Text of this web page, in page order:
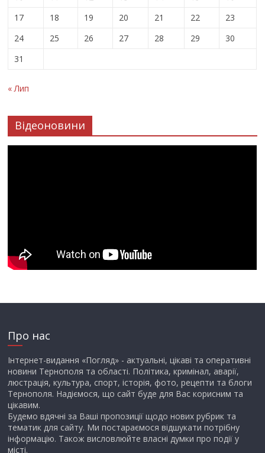
17
18 19 20 21 22
23
24
25 26 27 28 29
30
31
« Лип
Відеоновини
Про нас
Інтернет-видання «Погляд» - актуальні, цікаві та оперативні
новини Тернополя та області. Політика, кримінал, аварії,
люстрація, культура, спорт, історія, фото, рецепти та блоги
Тернополя. Надіємося, що сайт буде для Вас корисним та
цікавим.
Будемо вдячні за Ваші пропозиції щодо нових рубрик та
тематик для сайту. Ми постараємося відшукати потрібну
інформацію. Також висловлюйте власні думки про події у
місті.